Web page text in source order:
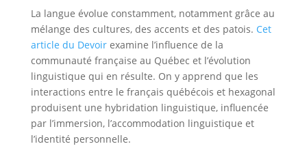
La langue évolue constamment, notamment grâce au
mélange des cultures, des accents et des patois. Cet
article du Devoirexamine l’influence de la
communauté française au Québec et l’évolution
linguistique qui en résulte. On y apprend que les
interactions entre le français québécois et hexagonal
produisent une hybridation linguistique, influencée
par l’immersion, l’accommodation linguistique et
l’identité personnelle.